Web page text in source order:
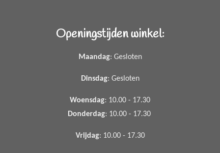
Openingstijden winkel:
Maandag: Gesloten
Dinsdag: Gesloten
Woensdag: 10.00 - 17.30
Donderdag: 10.00 - 17.30
Vrijdag: 10.00 - 17.30